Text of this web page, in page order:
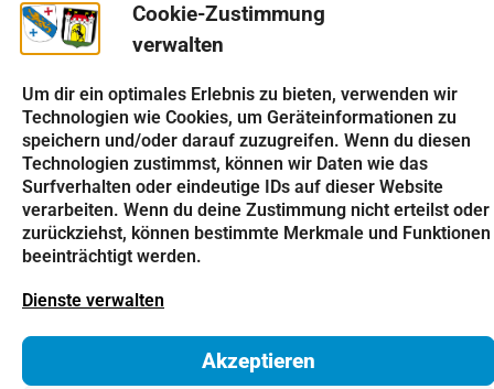
Cookie-Zustimmung
verwalten
Um dir ein optimales Erlebnis zu bieten, verwenden wir
Technologien wie Cookies, um Geräteinformationen zu
speichern und/oder darauf zuzugreifen. Wenn du diesen
Technologien zustimmst, können wir Daten wie das
Surfverhalten oder eindeutige IDs auf dieser Website
verarbeiten. Wenn du deine Zustimmung nicht erteilst oder
zurückziehst, können bestimmte Merkmale und Funktionen
beeinträchtigt werden.
Dienste verwalten
Akzeptieren
Einrichtungen
Schulen
Kirchen
Vereine
Tourismus
Impressum Datenschutz